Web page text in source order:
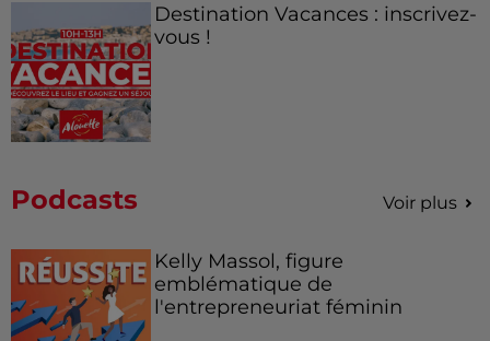
Destination Vacances : inscrivez-
vous !
Podcasts Voir plus
Kelly Massol, figure
emblématique de
l'entrepreneuriat féminin